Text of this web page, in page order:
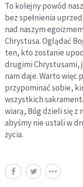
To kolejny powód
bez spełnienia
nad naszym
Chrystusa. Oglądać
ten, kto zostanie
drugimi Chrystusami,
nam daje. Warto
przypominać sobie,
wszystkich
wiarą, Bóg dzieli się z
abyśmy nie ustali w
życia.